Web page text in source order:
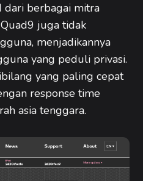
dari berbagai mitra
juga tidak
menjadikannya
yang peduli privasi.
yang paling cepat
response time
asia tenggara.